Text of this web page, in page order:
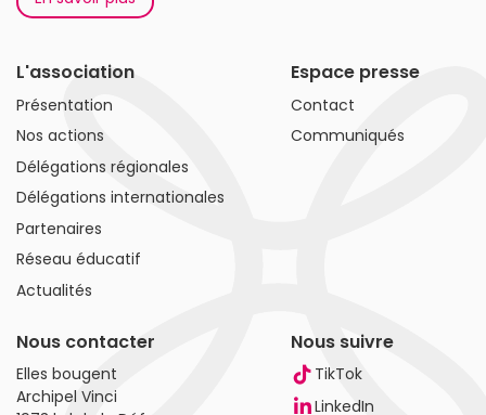
L'association
Présentation
Nos actions
Délégations régionales
Délégations internationales
Partenaires
Réseau éducatif
Actualités
Espace presse
Contact
Communiqués
Nous contacter
Elles bougent
Archipel Vinci
Nous suivre
TikTok
LinkedIn